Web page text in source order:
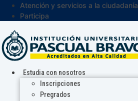
Atención y servicios a la ciudadanía
Participa
Estudia con nosotros
Inscripciones
Pregrados